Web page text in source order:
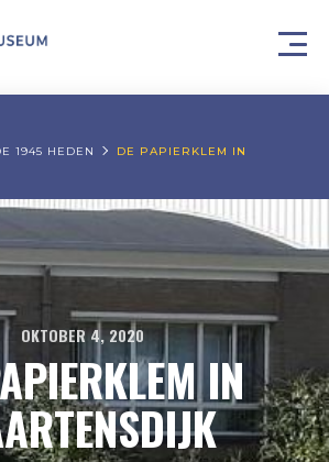
1945 HEDEN
DE PAPIERKLEM IN
OKTOBER 4, 2020
IN